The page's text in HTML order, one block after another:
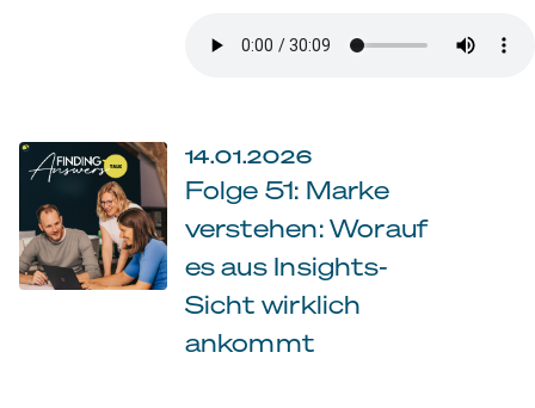
14.01.2026
Folge 51: Marke
verstehen: Worauf
es aus Insights-
Sicht wirklich
ankommt